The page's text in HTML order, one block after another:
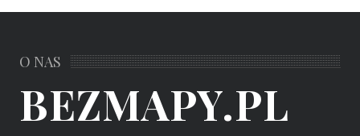
O NAS
BEZMAPY.PL